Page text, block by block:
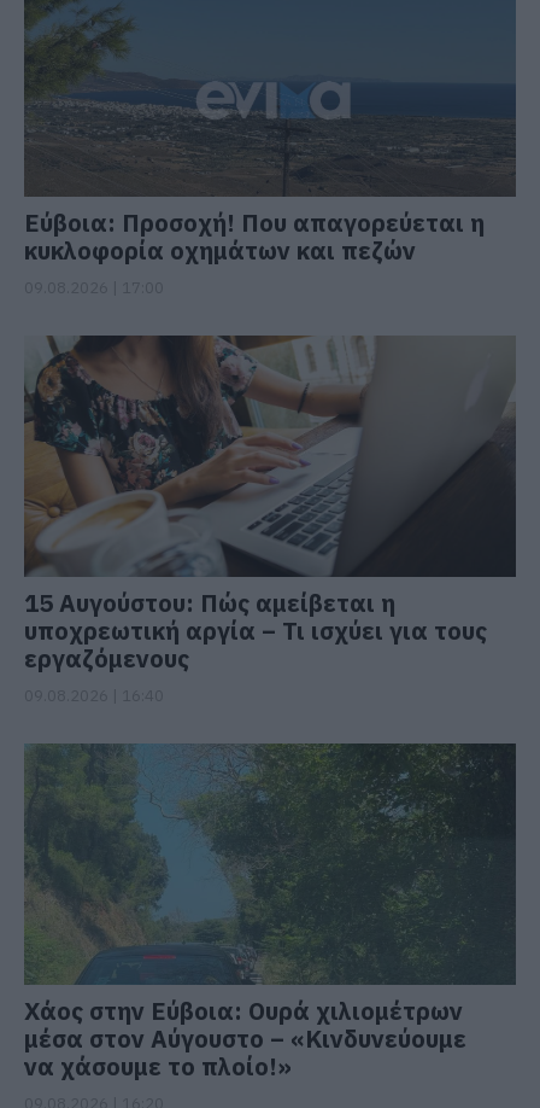
Εύβοια: Προσοχή! Που απαγορεύεται η
κυκλοφορία οχημάτων και πεζών
15 Αυγούστου: Πώς αμείβεται η
υποχρεωτική αργία – Τι ισχύει για τους
εργαζόμενους
Χάος στην Εύβοια: Ουρά χιλιομέτρων
μέσα στον Αύγουστο – «Κινδυνεύουμε
να χάσουμε το πλοίο!»